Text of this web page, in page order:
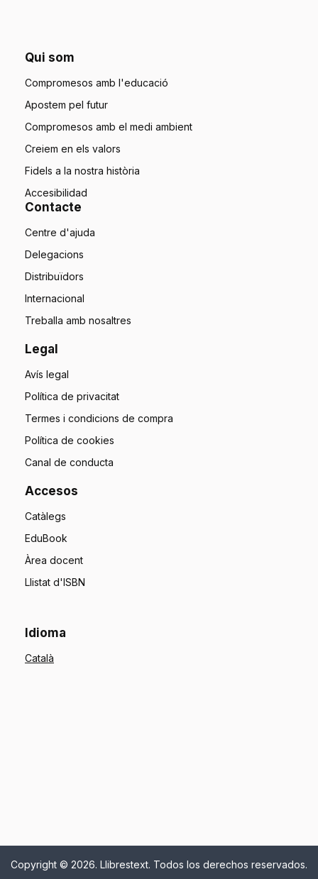
Qui som
Compromesos amb l'educació
Apostem pel futur
Compromesos amb el medi ambient
Creiem en els valors
Fidels a la nostra història
Accesibilidad
Contacte
Centre d'ajuda
Delegacions
Distribuïdors
Internacional
Treballa amb nosaltres
Legal
Avís legal
Política de privacitat
Termes i condicions de compra
Política de cookies
Canal de conducta
Accesos
Catàlegs
EduBook
Àrea docent
Llistat d'ISBN
Idioma
Copyright © 2026. Llibrestext. Todos los derechos reservados.